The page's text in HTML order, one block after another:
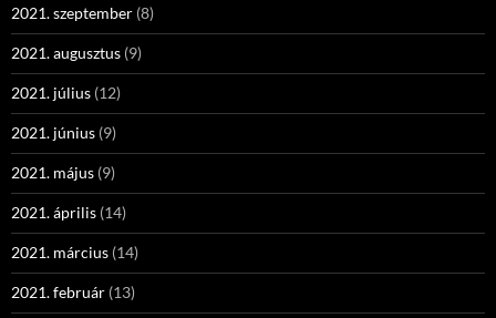
2021. szeptember (8)
2021. augusztus (9)
2021. július (12)
2021. június (9)
2021. május (9)
2021. április (14)
2021. március (14)
2021. február (13)